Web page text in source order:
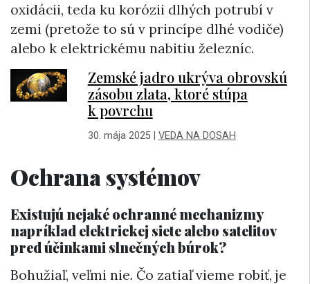
oxidácii, teda ku korózii dlhých potrubí v
zemi (pretože to sú v princípe dlhé vodiče)
alebo k elektrickému nabitiu železníc.
Zemské jadro ukrýva obrovskú
zásobu zlata, ktoré stúpa
k povrchu
30. mája 2025| VEDA NA DOSAH
Ochrana systémov
Existujú nejaké ochranné mechanizmy
napríklad elektrickej siete alebo satelitov
pred účinkami slnečných búrok?
Bohužiaľ, veľmi nie. Čo zatiaľ vieme robiť, je